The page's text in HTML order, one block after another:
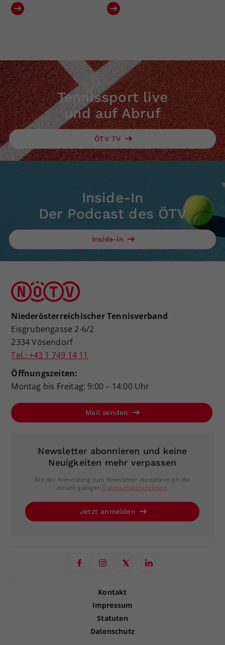
Tennissport live
und auf Abruf
ÖTV TV
Inside-In
Der Podcast des ÖTV
Inside-In
Niederösterreichischer Tennisverband
Eisgrubengasse 2-6/2
2334 Vösendorf
Tel.: +43 1 749 14 11
Öffnungszeiten:
Montag bis Freitag: 9:00 – 14:00 Uhr
Mail senden
Newsletter abonnieren und keine
Neuigkeiten mehr verpassen
Mit der Anmeldung zum Newsletter akzeptiere ich die
aktuell gültigen Datenschutzrichtlinien.
Jetzt anmelden
Kontakt
Impressum
Statuten
Datenschutz